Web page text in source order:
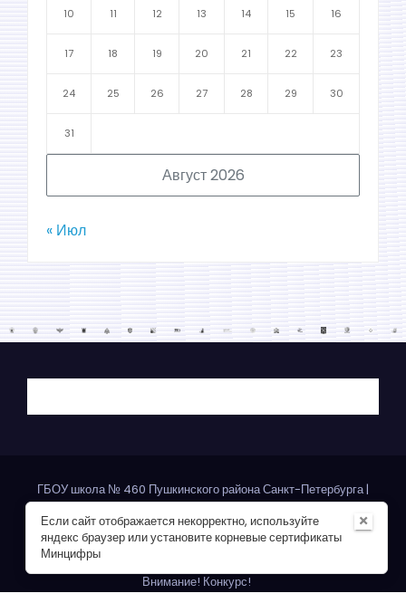
Август 2026
10 11 12 13 14 15 16
17 18 19 20 21 22 23
24 25 26 27 28 29 30
31
« Июл
Если сайт отображается некорректно, используйте
яндекс браузер или установите корневые сертификаты
Минцифры
×
ГБОУ школа № 460 Пушкинского района Санкт-Петербурга|
Главная
Карта сайта Школьный лагерь
Внимание! Конкурс!